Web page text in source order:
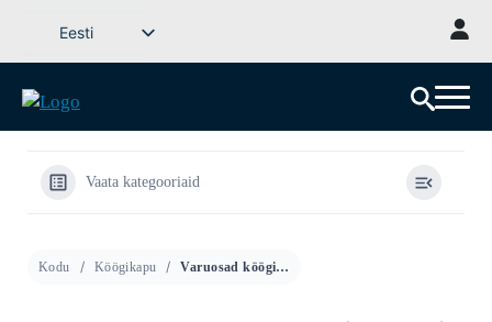
Eesti
Svenska
English (UK)
DanskVaata kategooriaid
Kodu Köögikapu Varuosad köögikapi A70T-251 jaoks